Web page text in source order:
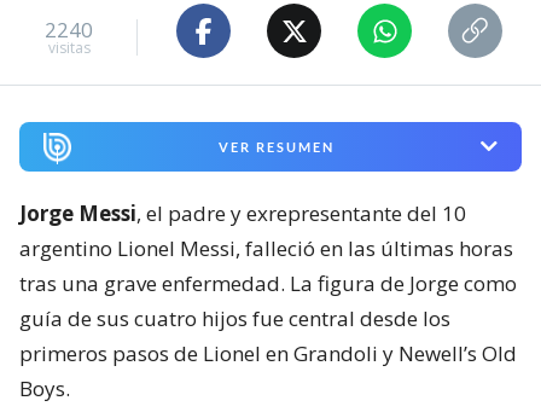
2240
visitas
VER RESUMEN
Jorge Messi, el padre y exrepresentante del 10
argentino Lionel Messi, falleció en las últimas horas
tras una grave enfermedad. La figura de Jorge como
guía de sus cuatro hijos fue central desde los
primeros pasos de Lionel en Grandoli y Newell’s Old
Boys.